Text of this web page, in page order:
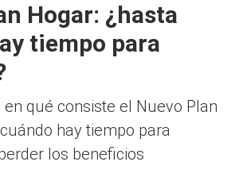
Hogar: ¿hasta
tiempo para
qué consiste el Nuevo Plan
hay tiempo para
los beneficios